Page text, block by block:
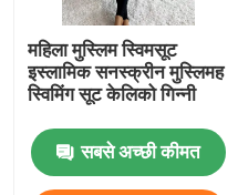
महिला मुस्लिम स्विमसूट
इस्लामिक सनस्क्रीन मुस्लिमह
स्विमिंग सूट केलिको गिन्नी
सबसे अच्छी कीमत